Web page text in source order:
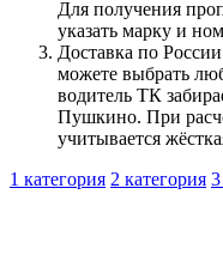
Для получения
указать марку и
Доставка по
можете выбрать
водитель ТК
Пушкино. При
учитывается
1 категория 2 категория